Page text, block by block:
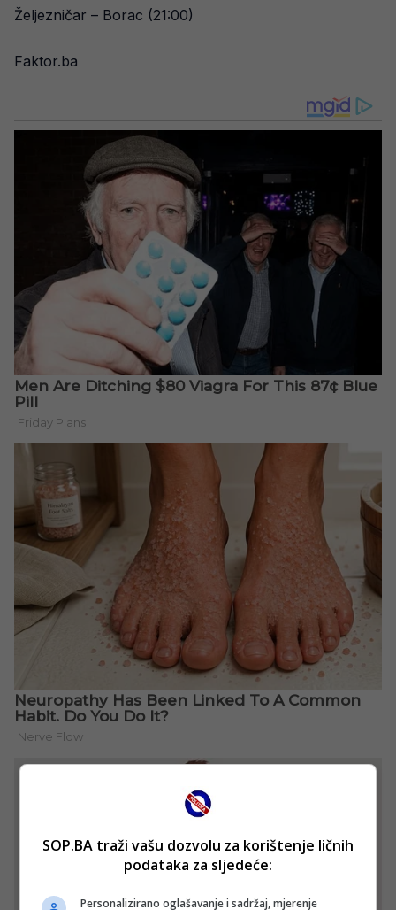
Željezničar – Borac (21:00)
Faktor.ba
SOP.BA traži vašu dozvolu za korištenje ličnih
podataka za sljedeće:
Personalizirano oglašavanje i sadržaj, mjerenje